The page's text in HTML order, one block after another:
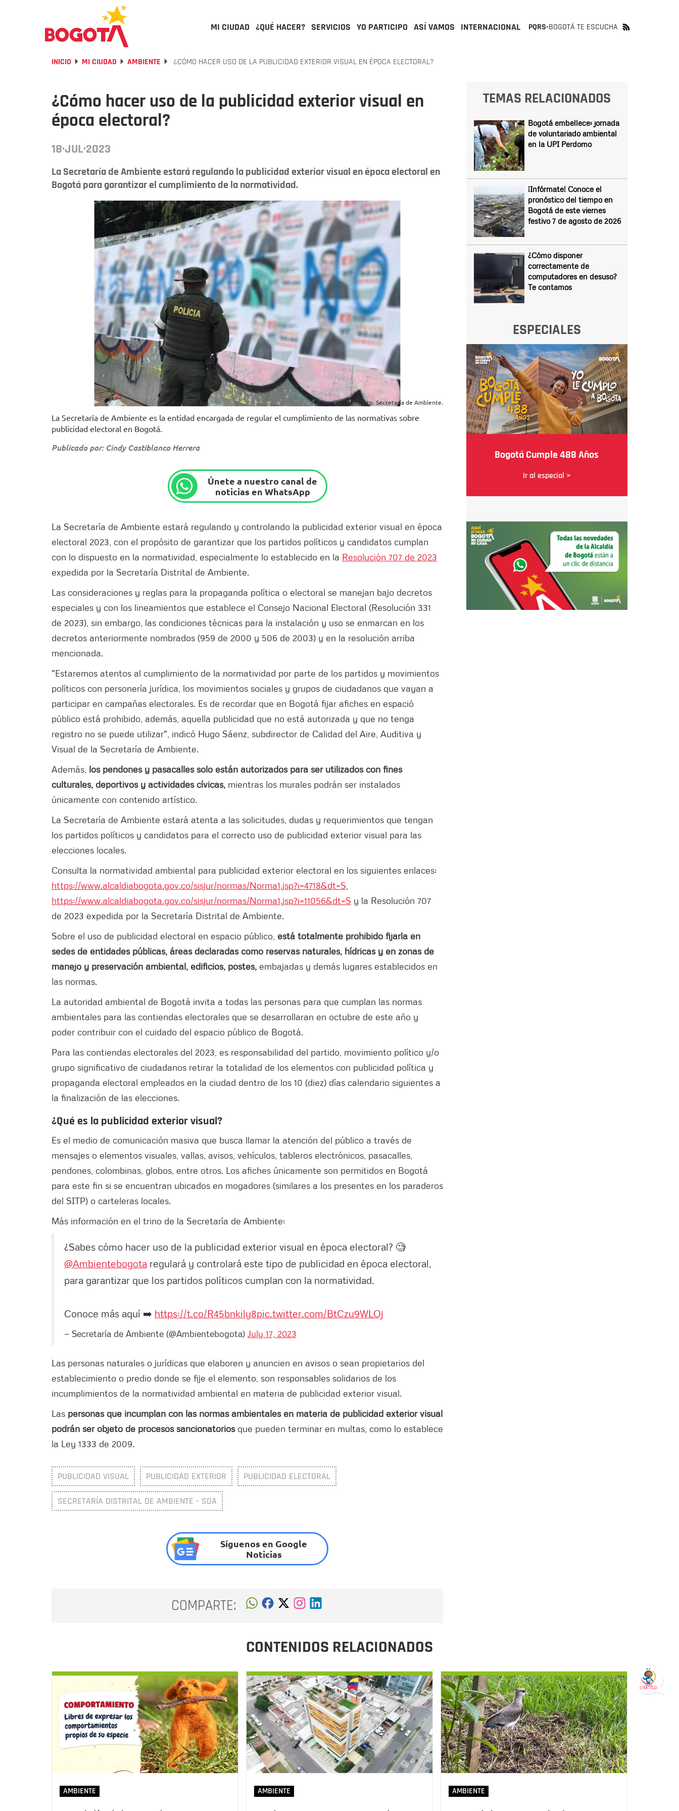
MI CIUDAD ¿QUÉ HACER? SERVICIOS YO PARTICIPO ASÍ VAMOS INTERNACIONAL PQRS-BOGOTÁ TE ESCUCHA
INICIO MI CIUDAD AMBIENTE ¿CÓMO HACER USO DE LA PUBLICIDAD EXTERIOR VISUAL EN ÉPOCA ELECTORAL?
¿Cómo hacer uso de la publicidad exterior visual en
época electoral?
18·JUL·2023
La Secretaría de Ambiente estará regulando la publicidad exterior visual en época electoral en
Bogotá para garantizar el cumplimiento de la normatividad.
Foto. Secretaría de Ambiente.
La Secretaría de Ambiente es la entidad encargada de regular el cumplimiento de las normativas sobre
publicidad electoral en Bogotá.
Publicado por: Cindy Castiblanco Herrera
Únete a nuestro canal de
noticias en WhatsApp
La Secretaría de Ambiente estará regulando y controlando la publicidad exterior visual en época
electoral 2023, con el propósito de garantizar que los partidos políticos y candidatos cumplan
con lo dispuesto en la normatividad, especialmente lo establecido en la Resolución 707 de 2023
expedida por la Secretaría Distrital de Ambiente.
Las consideraciones y reglas para la propaganda política o electoral se manejan bajo decretos
especiales y con los lineamientos que establece el Consejo Nacional Electoral (Resolución 331
de 2023), sin embargo, las condiciones técnicas para la instalación y uso se enmarcan en los
decretos anteriormente nombrados (959 de 2000 y 506 de 2003) y en la resolución arriba
mencionada.
"Estaremos atentos al cumplimiento de la normatividad por parte de los partidos y movimientos
políticos con personería jurídica, los movimientos sociales y grupos de ciudadanos que vayan a
participar en campañas electorales. Es de recordar que en Bogotá fijar afiches en espació
público está prohibido, además, aquella publicidad que no está autorizada y que no tenga
registro no se puede utilizar", indicó Hugo Sáenz, subdirector de Calidad del Aire, Auditiva y
Visual de la Secretaría de Ambiente.
Además, los pendones y pasacalles solo están autorizados para ser utilizados con fines
culturales, deportivos y actividades cívicas, mientras los murales podrán ser instalados
únicamente con contenido artístico.
La Secretaría de Ambiente estará atenta a las solicitudes, dudas y requerimientos que tengan
los partidos políticos y candidatos para el correcto uso de publicidad exterior visual para las
elecciones locales.
Consulta la normatividad ambiental para publicidad exterior electoral en los siguientes enlaces:
https://www.alcaldiabogota.gov.co/sisjur/normas/Norma1.jsp?i=4718&dt=S
https://www.alcaldiabogota.gov.co/sisjur/normas/Norma1.jsp?i=11056&dt=S y la Resolución 707
de 2023 expedida por la Secretaría Distrital de Ambiente.
Sobre el uso de publicidad electoral en espacio público, está totalmente prohibido fijarla en
sedes de entidades públicas, áreas declaradas como reservas naturales, hídricas y en zonas de
manejo y preservación ambiental, edificios, postes, embajadas y demás lugares establecidos en
las normas.
La autoridad ambiental de Bogotá invita a todas las personas para que cumplan las normas
ambientales para las contiendas electorales que se desarrollaran en octubre de este año y
poder contribuir con el cuidado del espacio público de Bogotá.
Para las contiendas electorales del 2023, es responsabilidad del partido, movimiento político y/o
grupo significativo de ciudadanos retirar la totalidad de los elementos con publicidad política y
propaganda electoral empleados en la ciudad dentro de los 10 (diez) días calendario siguientes a
la finalización de las elecciones.
¿Qué es la publicidad exterior visual?
Es el medio de comunicación masiva que busca llamar la atención del público a través de
mensajes o elementos visuales, vallas, avisos, vehículos, tableros electrónicos, pasacalles,
pendones, colombinas, globos, entre otros. Los afiches únicamente son permitidos en Bogotá
para este fin si se encuentran ubicados en mogadores (similares a los presentes en los paraderos
del SITP) o carteleras locales.
Más información en el trino de la Secretaría de Ambiente:
¿Sabes cómo hacer uso de la publicidad exterior visual en época electoral? 🧐
@Ambientebogota regulará y controlará este tipo de publicidad en época electoral,
para garantizar que los partidos políticos cumplan con la normatividad.
Conoce más aquí ➡️ https://t.co/R45bnkily8pic.twitter.com/BtCzu9WLOj
— Secretaría de Ambiente (@Ambientebogota) July 17, 2023
Las personas naturales o jurídicas que elaboren y anuncien en avisos o sean propietarios del
establecimiento o predio donde se fije el elemento, son responsables solidarios de los
incumplimientos de la normatividad ambiental en materia de publicidad exterior visual.
Las personas que incumplan con las normas ambientales en materia de publicidad exterior visual
podrán ser objeto de procesos sancionatorios que pueden terminar en multas, como lo establece
la Ley 1333 de 2009.
PUBLICIDAD VISUAL PUBLICIDAD EXTERIOR PUBLICIDAD ELECTORAL
SECRETARÍA DISTRITAL DE AMBIENTE - SDA
Síguenos en Google
Noticias
COMPARTE:
TEMAS RELACIONADOS
Bogotá embellece: jornada
de voluntariado ambiental
en la UPI Perdomo
¡Infórmate! Conoce el
pronóstico del tiempo en
Bogotá de este viernes
festivo 7 de agosto de 2026
¿Cómo disponer
correctamente de
computadores en desuso?
Te contamos
ESPECIALES
Bogotá Cumple 488 Años
Ir al especial >
CONTENIDOS RELACIONADOS
AMBIENTE AMBIENTE AMBIENTE